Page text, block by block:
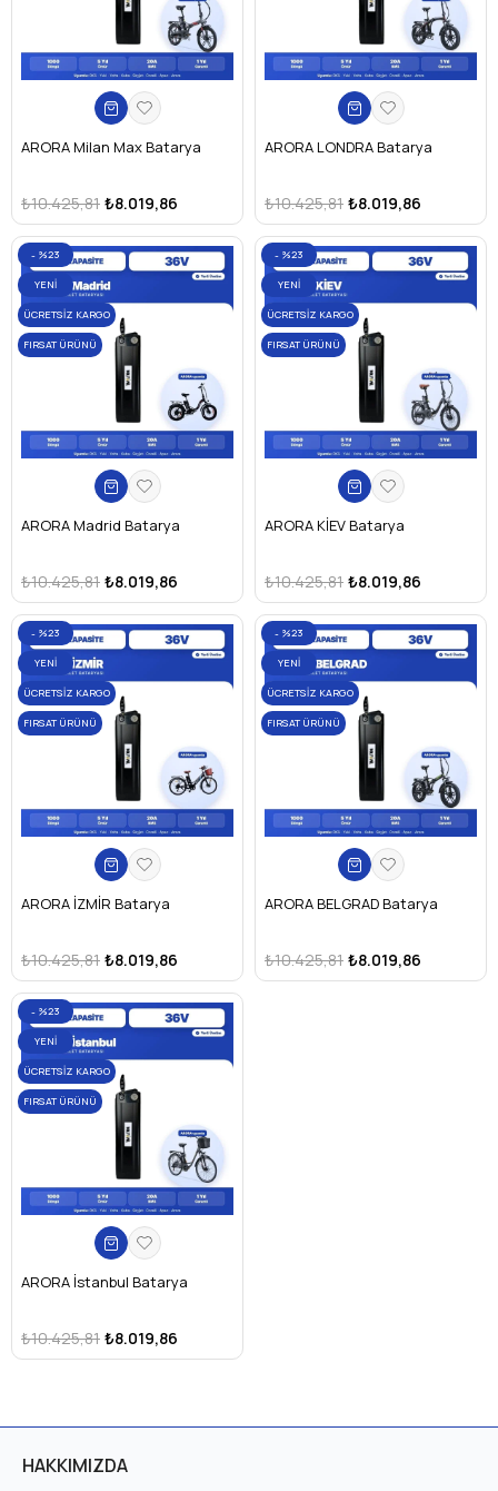
ARORA Milan Max Batarya
₺8.019,86
₺10.425,81
ARORA LONDRA Batarya
₺8.019,86
₺10.425,81
ARORA Madrid Batarya
₺8.019,86
₺10.425,81
%23
YENI
ÜRÜN
ÜCRETSIZ KARGO
FIRSAT ÜRÜNÜ
ARORA KİEV Batarya
₺8.019,86
₺10.425,81
%23
YENI
ÜRÜN
ÜCRETSIZ KARGO
FIRSAT ÜRÜNÜ
ARORA İZMİR Batarya
₺8.019,86
₺10.425,81
%23
YENI
ÜRÜN
ÜCRETSIZ KARGO
FIRSAT ÜRÜNÜ
ARORA BELGRAD Batarya
₺8.019,86
₺10.425,81
%23
YENI
ÜRÜN
ÜCRETSIZ KARGO
FIRSAT ÜRÜNÜ
ARORA İstanbul Batarya
₺8.019,86
₺10.425,81
%23
YENI
ÜRÜN
ÜCRETSIZ KARGO
FIRSAT ÜRÜNÜ
HAKKIMIZDA